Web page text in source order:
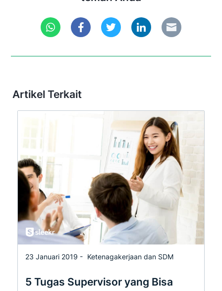
Artikel Terkait
23 Januari 2019 - Ketenagakerjaan dan SDM
5 Tugas Supervisor yang Bisa